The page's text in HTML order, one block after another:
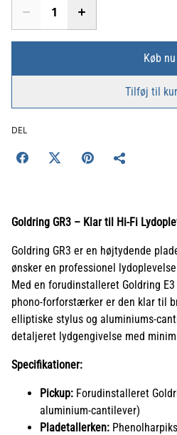
Køb nu
Tilføj til
DEL
Goldring GR3 – Klar til Hi-Fi
Goldring GR3 er en højtydende
ønsker en professionel
Med en forudinstalleret Goldring
phono-forforstærker er den klar til
elliptiske stylus og aluminiums-
detaljeret lydgengivelse med
Specifikationer:
Pickup: Forudinstalleret
aluminium-cantilever)
Pladetallerken: